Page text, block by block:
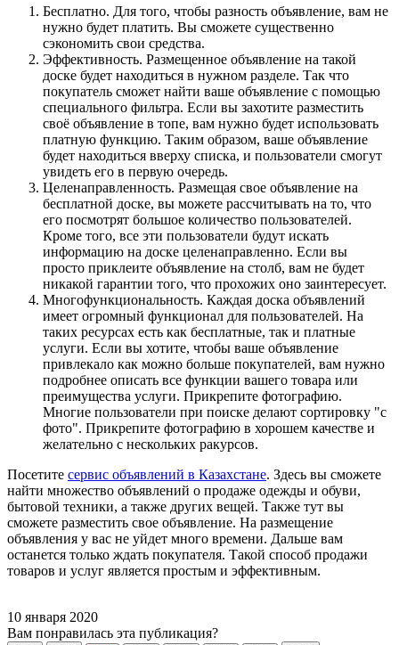
Бесплатно. Для того, чтобы разность объявление, вам не
нужно будет платить. Вы сможете существенно
сэкономить свои средства.
Эффективность. Размещенное объявление на такой
доске будет находиться в нужном разделе. Так что
покупатель сможет найти ваше объявление с помощью
специального фильтра. Если вы захотите разместить
своё объявление в топе, вам нужно будет использовать
платную функцию. Таким образом, ваше объявление
будет находиться вверху списка, и пользователи смогут
увидеть его в первую очередь.
Целенаправленность. Размещая свое объявление на
бесплатной доске, вы можете рассчитывать на то, что
его посмотрят большое количество пользователей.
Кроме того, все эти пользователи будут искать
информацию на доске целенаправленно. Если вы
просто приклеите объявление на столб, вам не будет
никакой гарантии того, что прохожих оно заинтересует.
Многофункциональность. Каждая доска объявлений
имеет огромный функционал для пользователей. На
таких ресурсах есть как бесплатные, так и платные
услуги. Если вы хотите, чтобы ваше объявление
привлекало как можно больше покупателей, вам нужно
подробнее описать все функции вашего товара или
преимущества услуги. Прикрепите фотографию.
Многие пользователи при поиске делают сортировку "с
фото". Прикрепите фотографию в хорошем качестве и
желательно с нескольких ракурсов.
Посетите сервис объявлений в Казахстане. Здесь вы сможете
найти множество объявлений о продаже одежды и обуви,
бытовой техники, а также других вещей. Также тут вы
сможете разместить свое объявление. На размещение
объявления у вас не уйдет много времени. Дальше вам
останется только ждать покупателя. Такой способ продажи
товаров и услуг является простым и эффективным.
10 января 2020
Вам понравилась эта публикация?